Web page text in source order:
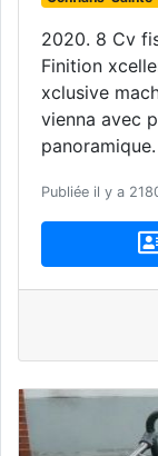
2020. 8 Cv
Finition
xclusive
vienna avec
panoramique.
Publiée il y a